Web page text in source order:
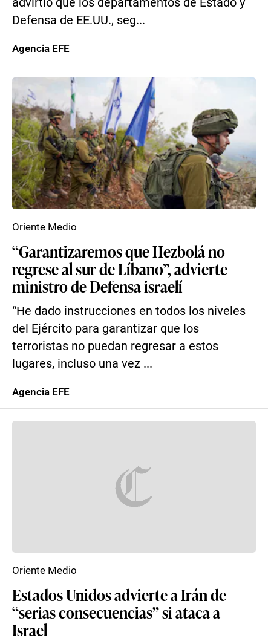
Defensa de EE.UU., seg...
Agencia EFE
“Garantizaremos que Hezbolá no
regrese al sur de Líbano”, advierte
ministro de Defensa israelí
“He dado instrucciones en todos los niveles
del Ejército para garantizar que los
terroristas no puedan regresar a estos
lugares, incluso una vez ...
Oriente Medio
Agencia EFE
Estados Unidos advierte a Irán de
“serias consecuencias” si ataca a
Israel
Oriente Medio